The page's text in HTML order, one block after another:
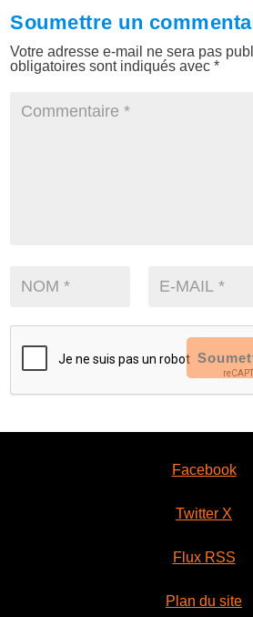
Soumettre un
Votre adresse e-mail ne sera pas
obligatoires sont indiqués avec*
Facebook
Twitter X
Flux RSS
Plan du site